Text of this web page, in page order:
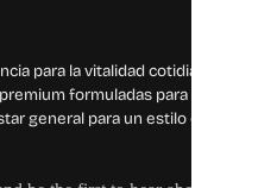
para la vitalidad cotidiana
formuladas para apoyar la
general para un estilo de vida